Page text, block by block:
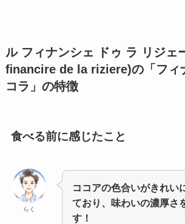
ル フィナンシェ ドゥ ラ リジェ
ﬁnancire de la riziere)の「フィ
コラ」 の特徴
食べる前に感じたこと
らく
ココアの色合いがきれい
ており、味わいの濃厚さ
す！